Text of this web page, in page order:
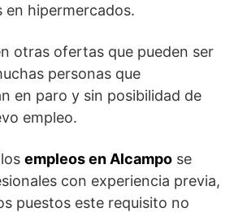
en hipermercados.
otras ofertas que pueden ser
personas que
en paro y sin posibilidad de
empleo.
empleos en Alcampo se
con experiencia previa,
puestos este requisito no